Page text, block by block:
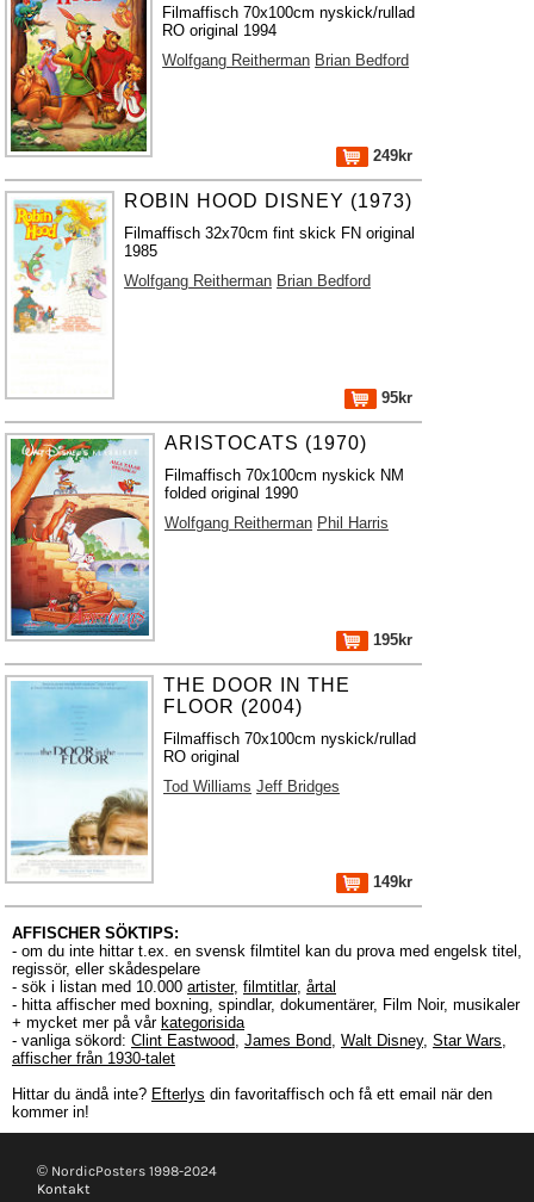
Filmaffisch 70x100cm nyskick/rullad
RO original 1994
Wolfgang Reitherman Brian Bedford
249kr
ROBIN HOOD DISNEY (1973)
Filmaffisch 32x70cm fint skick FN original
1985
Wolfgang Reitherman Brian Bedford
95kr
ARISTOCATS (1970)
Filmaffisch 70x100cm nyskick NM
folded original 1990
Wolfgang Reitherman Phil Harris
195kr
THE DOOR IN THE
FLOOR (2004)
Filmaffisch 70x100cm nyskick/rullad
RO original
Tod Williams Jeff Bridges
149kr
AFFISCHER SÖKTIPS:
- om du inte hittar t.ex. en svensk filmtitel kan du prova med engelsk titel,
regissör, eller skådespelare
- sök i listan med 10.000 artister, filmtitlar, årtal
- hitta affischer med boxning, spindlar, dokumentärer, Film Noir, musikaler
+ mycket mer på vår kategorisida
- vanliga sökord: Clint Eastwood, James Bond, Walt Disney, Star Wars,
affischer från 1930-talet
Hittar du ändå inte? Efterlys din favoritaffisch och få ett email när den
kommer in!
© NordicPosters 1998-2024
Kontakt